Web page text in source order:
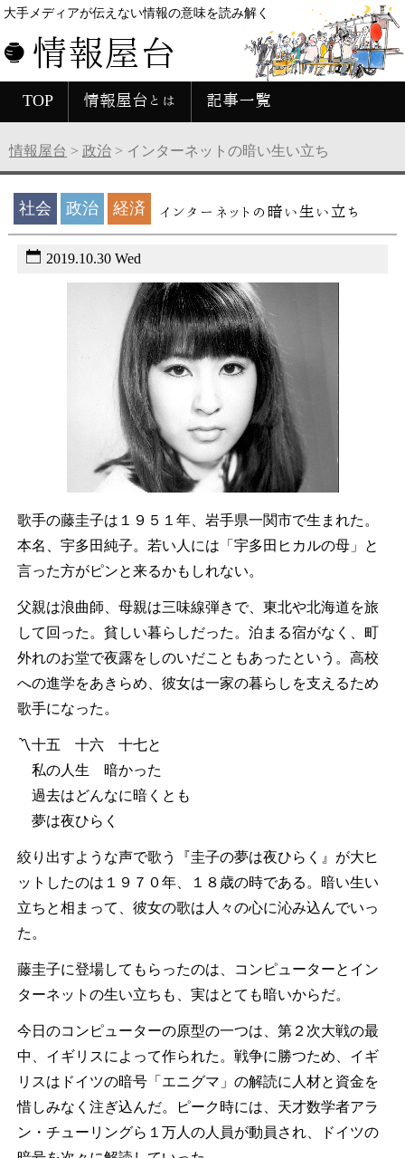
大手メディアが伝えない情報の意味を読み解く
情報屋台
TOP 情報屋台とは 記事一覧
情報屋台 > 政治 > インターネットの暗い生い立ち
社会 政治 経済 インターネットの暗い生い立ち
2019.10.30 Wed
歌手の藤圭子は１９５１年、岩手県一関市で生まれた。
本名、宇多田純子。若い人には「宇多田ヒカルの母」と
言った方がピンと来るかもしれない。
父親は浪曲師、母親は三味線弾きで、東北や北海道を旅
して回った。貧しい暮らしだった。泊まる宿がなく、町
外れのお堂で夜露をしのいだこともあったという。高校
への進学をあきらめ、彼女は一家の暮らしを支えるため
歌手になった。
〽十五 十六 十七と
私の人生 暗かった
過去はどんなに暗くとも
夢は夜ひらく
絞り出すような声で歌う『圭子の夢は夜ひらく』が大ヒ
ットしたのは１９７０年、１８歳の時である。暗い生い
立ちと相まって、彼女の歌は人々の心に沁み込んでいっ
た。
藤圭子に登場してもらったのは、コンピューターとイン
ターネットの生い立ちも、実はとても暗いからだ。
今日のコンピューターの原型の一つは、第２次大戦の最
中、イギリスによって作られた。戦争に勝つため、イギ
リスはドイツの暗号「エニグマ」の解読に人材と資金を
惜しみなく注ぎ込んだ。ピーク時には、天才数学者アラ
ン・チューリングら１万人の人員が動員され、ドイツの